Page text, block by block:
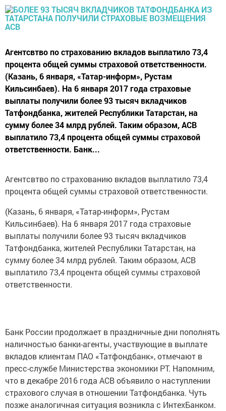
Агентсвтво по страхованию вкладов выплатило 73,4
процента общей суммы страховой ответственности.
(Казань, 6 января, «Татар-информ», Рустам
Кильсинбаев). На 6 января 2017 года страховые
выплаты получили более 93 тысяч вкладчиков
Татфондбанка, жителей Республики Татарстан, на
сумму более 34 млрд рублей. Таким образом, АСВ
выплатило 73,4 процента общей суммы страховой
ответственности. Банк...
Агентсвтво по страхованию вкладов выплатило 73,4
процента общей суммы страховой ответственности.
(Казань, 6 января, «Татар-информ», Рустам
Кильсинбаев). На 6 января 2017 года страховые
выплаты получили более 93 тысяч вкладчиков
Татфондбанка, жителей Республики Татарстан, на
сумму более 34 млрд рублей. Таким образом, АСВ
выплатило 73,4 процента общей суммы страховой
ответственности.
Банк России продолжает в праздничные дни пополнять
наличностью банки-агенты, участвующие в выплате
вкладов клиентам ПАО «Татфондбанк», отмечают в
пресс-службе Министерства экономики РТ. Напомним,
что в декабре 2016 года АСВ объявило о наступлении
страхового случая в отношении Татфондбанка. Чуть
позже аналогичная ситуация возникла с ИнтехБанком.